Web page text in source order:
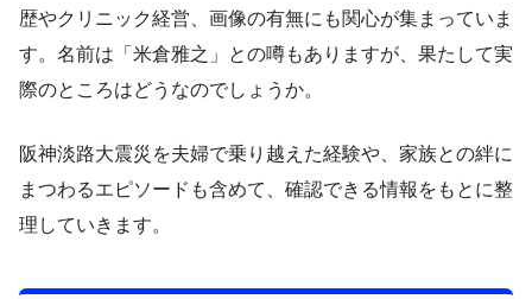
歴やクリニック経営、画像の有無にも関心が集まっていま
す。名前は「米倉雅之」との噂もありますが、果たして実
際のところはどうなのでしょうか。
阪神淡路大震災を夫婦で乗り越えた経験や、家族との絆に
まつわるエピソードも含めて、確認できる情報をもとに整
理していきます。